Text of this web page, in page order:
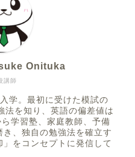
講師
Onituka
学。最初に受けた模試の
法を知り、英語の偏差値は
学習塾、家庭教師、予備
、独自の勉強法を確立す
をコンセプトに発信して